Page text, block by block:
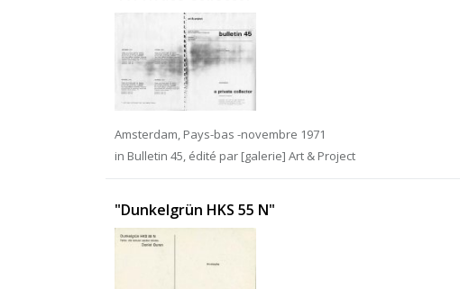
Amsterdam, Pays-bas -novembre 1971
in Bulletin 45, édité par [galerie] Art & Project
"Dunkelgrün HKS 55 N"